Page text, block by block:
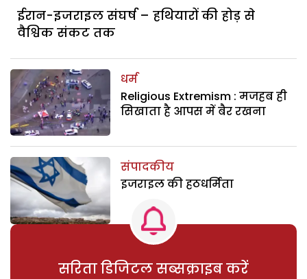
ईरान-इजराइल संघर्ष – हथियारों की होड़ से
वैश्विक संकट तक
धर्म
Religious Extremism : मजहब ही
सिखाता है आपस में बैर रखना
संपादकीय
इजराइल की हठधर्मिता
सरिता डिजिटल सब्सक्राइब करें